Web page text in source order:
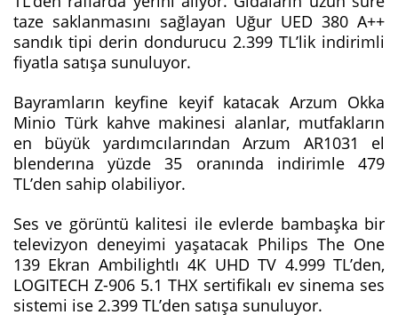
taze saklanmasını sağlayan Uğur UED 380 A++
sandık tipi derin dondurucu 2.399 TL’lik indirimli
fiyatla satışa sunuluyor.
Bayramların keyfine keyif katacak Arzum Okka
Minio Türk kahve makinesi alanlar, mutfakların
en büyük yardımcılarından Arzum AR1031 el
blenderına yüzde 35 oranında indirimle 479
TL’den sahip olabiliyor.
Ses ve görüntü kalitesi ile evlerde bambaşka bir
televizyon deneyimi yaşatacak Philips The One
139 Ekran Ambilightlı 4K UHD TV 4.999 TL’den,
LOGITECH Z-906 5.1 THX sertifikalı ev sinema ses
sistemi ise 2.399 TL’den satışa sunuluyor.